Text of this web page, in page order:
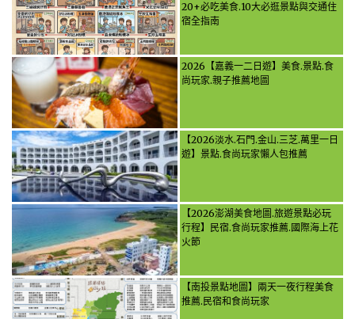
20+必吃美食.10大必逛景點與交通住
宿全指南
2026【嘉義一二日遊】美食.景點.食
尚玩家.親子推薦地圖
【2026淡水.石門.金山.三芝.萬里一日
遊】景點.食尚玩家懶人包推薦
【2026澎湖美食地圖.旅遊景點必玩
行程】民宿.食尚玩家推薦.國際海上花
火節
【南投景點地圖】兩天一夜行程美食
推薦.民宿和食尚玩家